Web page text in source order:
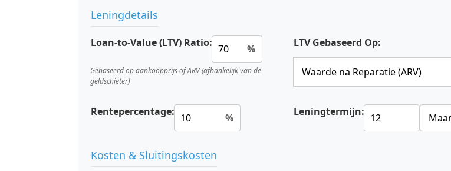
Leningdetails
Loan-to-Value (LTV) Ratio: %
Gebaseerd op aankoopprijs of ARV (afhankelijk van de
geldschieter)
LTV Gebaseerd Op:
Rentepercentage: % Leningtermijn:
Kosten & Sluitingskosten